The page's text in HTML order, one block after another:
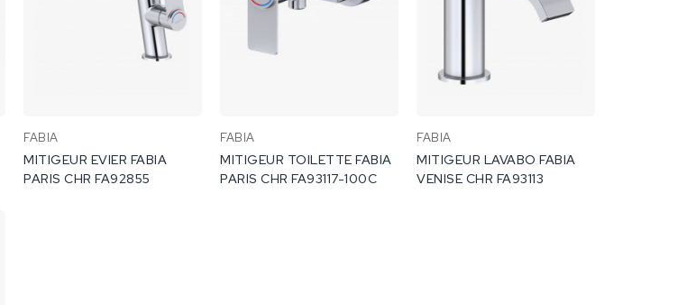
FABIA
MITIGEUR EVIER FABIA
PARIS CHR FA92855
FABIA
MITIGEUR TOILETTE FABIA
PARIS CHR FA93117-100C
FABIA
MITIGEUR LAVABO FABIA
VENISE CHR FA93113